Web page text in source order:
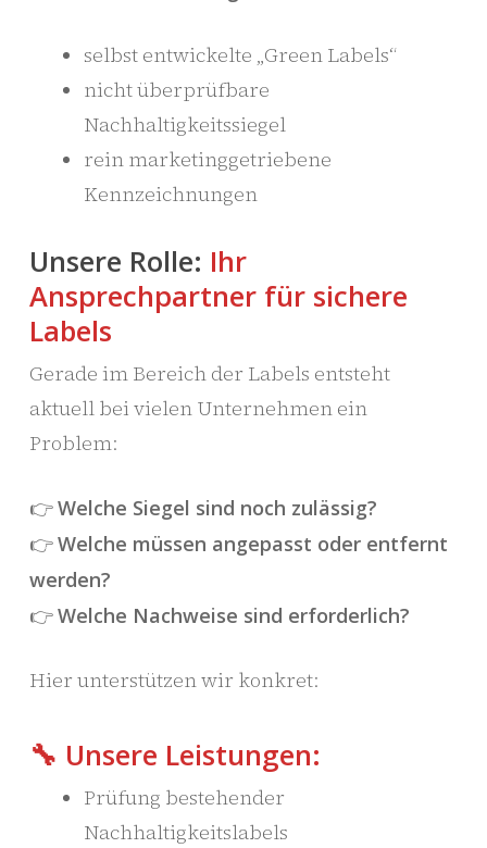
selbst entwickelte „Green Labels“
nicht überprüfbare
Nachhaltigkeitssiegel
rein marketinggetriebene
Kennzeichnungen
Unsere Rolle: Ihr
Ansprechpartner für sichere
Labels
Gerade im Bereich der Labels entsteht
aktuell bei vielen Unternehmen ein
Problem:
👉Welche Siegel sind noch zulässig?
👉Welche müssen angepasst oder entfernt
werden?
👉Welche Nachweise sind erforderlich?
Hier unterstützen wir konkret:
🔧 Unsere Leistungen:
Prüfung bestehender
Nachhaltigkeitslabels